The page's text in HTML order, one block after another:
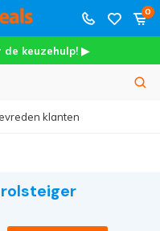
0
de keuzehulp! ▶
klanten